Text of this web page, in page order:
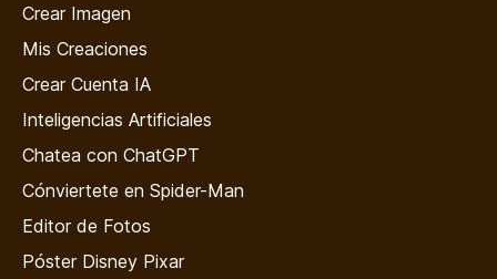
Crear Imagen
Mis Creaciones
Crear Cuenta IA
Inteligencias Artificiales
Chatea con ChatGPT
Cónviertete en Spider-Man
Editor de Fotos
Póster Disney Pixar